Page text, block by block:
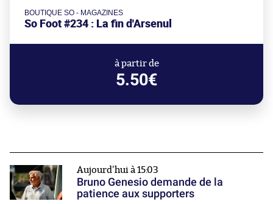
BOUTIQUE SO - MAGAZINES
So Foot #234 : La fin d'Arsenul
à partir de
5.50€
Aujourd'hui à 15:03
Bruno Genesio demande de la
patience aux supporters